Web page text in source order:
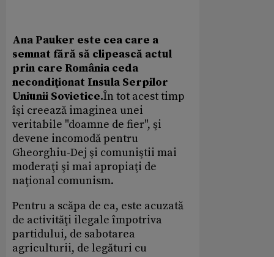
Ana Pauker este cea care a
semnat fără să clipească actul
prin care România ceda
necondiţionat Insula Serpilor
Uniunii Sovietice.În tot acest timp
îşi creează imaginea unei
veritabile "doamne de fier", şi
devene incomodă pentru
Gheorghiu-Dej şi comuniştii mai
moderaţi şi mai apropiaţi de
naţional comunism.
Pentru a scăpa de ea, este acuzată
de activităţi ilegale împotriva
partidului, de sabotarea
agriculturii, de legături cu